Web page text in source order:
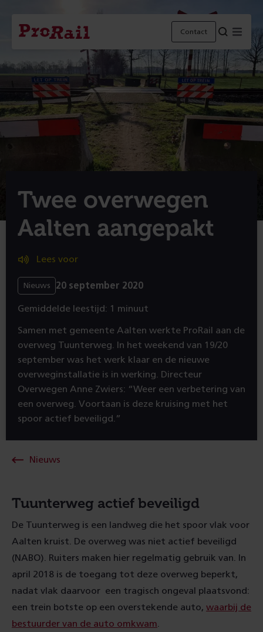
Navigatie
Homepage Contact
Twee overwegen
Aalten aangepakt
Lees voor
Nieuws 20 september 2020
Gemiddelde leestijd: 1 minuut
Samen met gemeente Aalten werkte ProRail aan de
overweg Tuunterweg. In het weekend van 19/20
september was het werk klaar en de nieuwe
overweginstallatie is in werking. Directeur
Overwegen Anne Zwiers: “Weer een verbetering van
een overweg. Voortaan is deze kruising met het
spoor actief beveiligd.”
Nieuws
Tuunterweg actief beveiligd
De Tuunterweg is een landweg die het spoor vlak voor
Aalten kruist. De overweg was niet actief beveiligd
(NABO). Ruiters maken hier regelmatig gebruik van. In
april 2018 is de toegang tot deze overweg beperkt,
nadat vlak daarvoor een tragisch ongeval plaatsvond:
een trein botste op een overstekende auto, waarbij de
bestuurder van de auto omkwam